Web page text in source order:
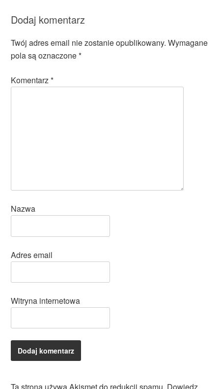
Dodaj komentarz
Twój adres email nie zostanie opublikowany. Wymagane
pola są oznaczone*
Komentarz*
Nazwa
Adres email
Witryna internetowa
Ta strona używa Akismet do redukcji spamu. Dowiedz